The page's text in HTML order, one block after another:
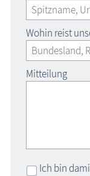
Wohin reist
Mitteilung
Ich bin